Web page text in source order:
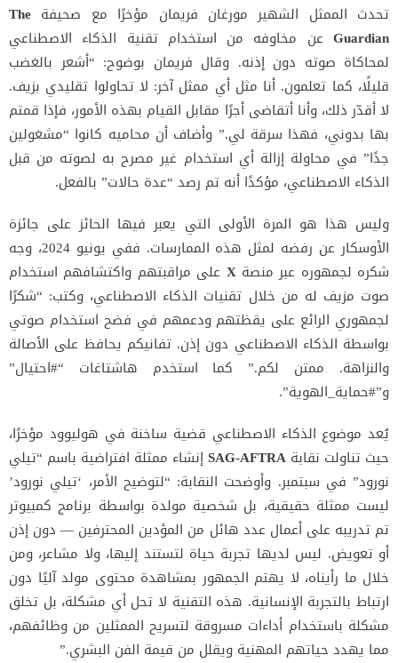
تحدث الممثل الشهير مورغان فريمان مؤخرًا مع صحيفة The
Guardian عن مخاوفه من استخدام تقنية الذكاء الاصطناعي
لمحاكاة صوته دون إذنه. وقال فريمان بوضوح: “أشعر بالغضب
قليلًا، كما تعلمون. أنا مثل أي ممثل آخر: لا تحاولوا تقليدي بزيف.
لا أقدّر ذلك، وأنا أتقاضى أجرًا مقابل القيام بهذه الأمور، فإذا قمتم
بها بدوني، فهذا سرقة لي.” وأضاف أن محاميه كانوا “مشغولين
جدًا” في محاولة إزالة أي استخدام غير مصرح به لصوته من قبل
الذكاء الاصطناعي، مؤكدًا أنه تم رصد “عدة حالات” بالفعل.
وليس هذا هو المرة الأولى التي يعبر فيها الحائز على جائزة
الأوسكار عن رفضه لمثل هذه الممارسات. ففي يونيو 2024، وجه
شكره لجمهوره عبر منصةX على مراقبتهم واكتشافهم استخدام
صوت مزيف له من خلال تقنيات الذكاء الاصطناعي، وكتب: “شكرًا
لجمهوري الرائع على يقظتهم ودعمهم في فضح استخدام صوتي
بواسطة الذكاء الاصطناعي دون إذن. تفانيكم يحافظ على الأصالة
والنزاهة. ممتن لكم.” كما استخدم هاشتاغات “#احتيال”
و”#حماية_الهوية”.
يُعد موضوع الذكاء الاصطناعي قضية ساخنة في هوليوود مؤخرًا،
حيث تناولت نقابة SAG-AFTRAإنشاء ممثلة افتراضية باسم “تيلي
نورود” في سبتمبر. وأوضحت النقابة: “لتوضيح الأمر، ‘تيلي نورود’
ليست ممثلة حقيقية، بل شخصية مولدة بواسطة برنامج كمبيوتر
تم تدريبه على أعمال عدد هائل من المؤدين المحترفين — دون إذن
أو تعويض. ليس لديها تجربة حياة لتستند إليها، ولا مشاعر، ومن
خلال ما رأيناه، لا يهتم الجمهور بمشاهدة محتوى مولد آليًا دون
ارتباط بالتجربة الإنسانية. هذه التقنية لا تحل أي مشكلة، بل تخلق
مشكلة باستخدام أداءات مسروقة لتسريح الممثلين من وظائفهم،
مما يهدد حياتهم المهنية ويقلل من قيمة الفن البشري.”